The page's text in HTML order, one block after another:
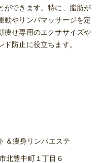
ができます。特に、脂肪が
動やリンパマッサージを定
痩せ専用のエクササイズや
防止に役立ちます。
＆痩身リンパエステ
北豊中町１丁目６